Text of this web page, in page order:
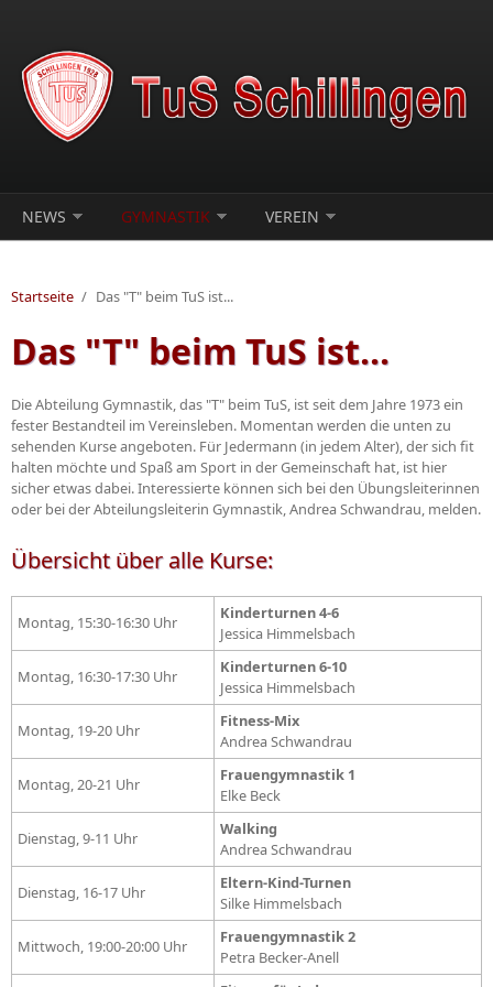
NEWS GYMNASTIK VEREIN
Startseite / Das "T" beim TuS ist...
Das "T" beim TuS ist...
Die Abteilung Gymnastik, das "T" beim TuS, ist seit dem Jahre 1973 ein
fester Bestandteil im Vereinsleben. Momentan werden die unten zu
sehenden Kurse angeboten. Für Jedermann (in jedem Alter), der sich fit
halten möchte und Spaß am Sport in der Gemeinschaft hat, ist hier
sicher etwas dabei. Interessierte können sich bei den Übungsleiterinnen
oder bei der Abteilungsleiterin Gymnastik, Andrea Schwandrau, melden.
Übersicht über alle Kurse:
Montag, 15:30-16:30 Uhr
Kinderturnen 4-6
Jessica Himmelsbach
Montag, 16:30-17:30 Uhr
Kinderturnen 6-10
Jessica Himmelsbach
Montag, 19-20 Uhr
Fitness-Mix
Andrea Schwandrau
Montag, 20-21 Uhr
Frauengymnastik 1
Elke Beck
Dienstag, 9-11 Uhr
Walking
Andrea Schwandrau
Dienstag, 16-17 Uhr
Eltern-Kind-Turnen
Silke Himmelsbach
Mittwoch, 19:00-20:00 Uhr
Frauengymnastik 2
Petra Becker-Anell